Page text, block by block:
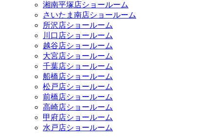
湘南平塚店ショールーム
さいたま南店ショールーム
所沢店ショールーム
川口店ショールーム
越谷店ショールーム
大宮店ショールーム
千葉店ショールーム
船橋店ショールーム
松戸店ショールーム
前橋店ショールーム
高崎店ショールーム
甲府店ショールーム
水戸店ショールーム